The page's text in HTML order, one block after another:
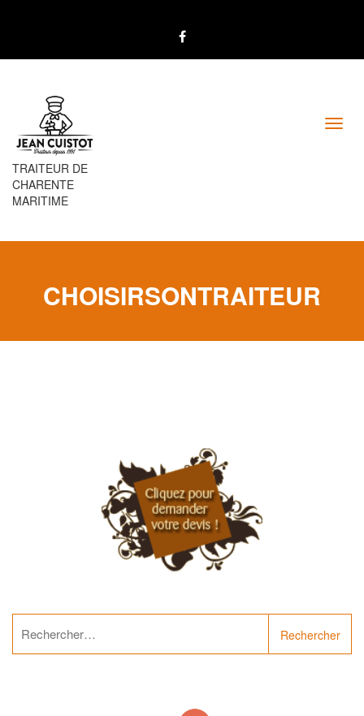
TRAITEUR DE
CHARENTE
MARITIME
CHOISIRSONTRAITEUR